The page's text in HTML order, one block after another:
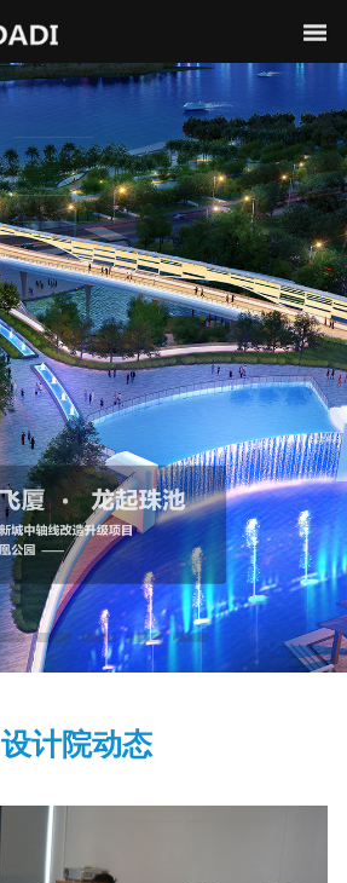
设计院动态